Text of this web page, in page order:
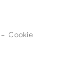
– Cookie